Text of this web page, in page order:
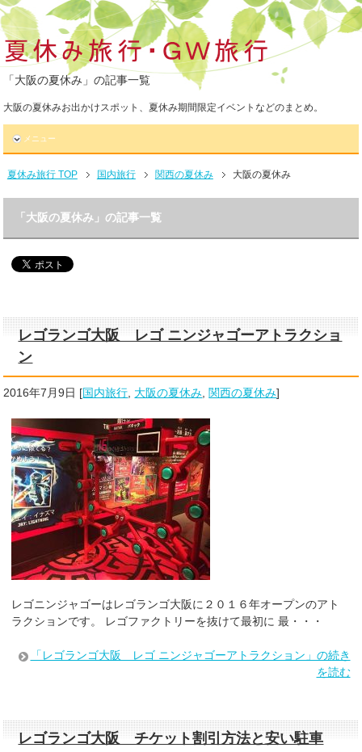
「大阪の夏休み」の記事一覧
大阪の夏休みお出かけスポット、夏休み期間限定イベントなどのまとめ。
メニュー
夏休み旅行 TOP 国内旅行 関西の夏休み 大阪の夏休み
「大阪の夏休み」の記事一覧
レゴランゴ大阪 レゴ ニンジャゴーアトラクショ
ン
2016年7月9日 [国内旅行 大阪の夏休み 関西の夏休み]
レゴニンジャゴーはレゴランゴ大阪に２０１６年オープンのアト
ラクションです。 レゴファクトリーを抜けて最初に 最・・・
「レゴランゴ大阪 レゴ ニンジャゴーアトラクション」の続き
を読む
レゴランゴ大阪 チケット割引方法と安い駐車